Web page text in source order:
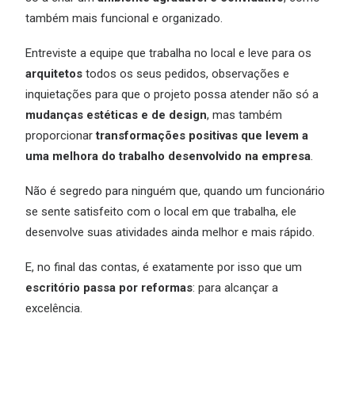
também mais funcional e organizado.
Entreviste a equipe que trabalha no local e leve para os
arquitetos todos os seus pedidos, observações e
inquietações para que o projeto possa atender não só a
mudanças estéticas e de design, mas também
proporcionartransformações positivas que levem a
uma melhora do trabalho desenvolvido na empresa.
Não é segredo para ninguém que, quando um funcionário
se sente satisfeito com o local em que trabalha, ele
desenvolve suas atividades ainda melhor e mais rápido.
E, no final das contas, é exatamente por isso que um
escritório passa por reformas: para alcançar a
excelência.